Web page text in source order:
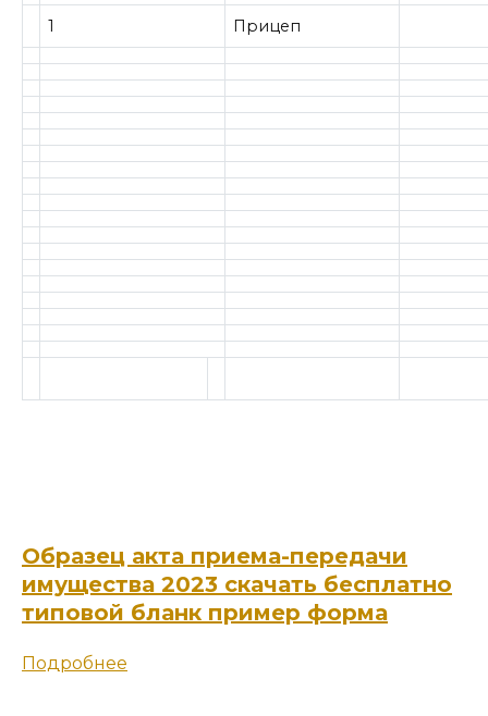
1 Прицеп
Образец акта приема-передачи
имущества 2023 скачать бесплатно
типовой бланк пример форма
Подробнее